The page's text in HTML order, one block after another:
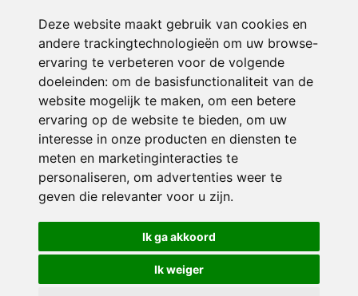
Deze website maakt gebruik van cookies en
andere trackingtechnologieën om uw browse-
ervaring te verbeteren voor de volgende
doeleinden: om de basisfunctionaliteit van de
website mogelijk te maken, om een betere
ervaring op de website te bieden, om uw
interesse in onze producten en diensten te
meten en marketinginteracties te
personaliseren, om advertenties weer te
geven die relevanter voor u zijn.
Ik ga akkoord
Ik weiger
© 2026 Sint Bernardus | Alle rechten voorbehouden
Privacy policy|Disclaimer| Klachtenregeling|RSIN en Anbi
voorkeuren
Crealisatie The MindOffice